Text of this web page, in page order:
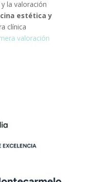
la valoración
estética y
clínica
valoración